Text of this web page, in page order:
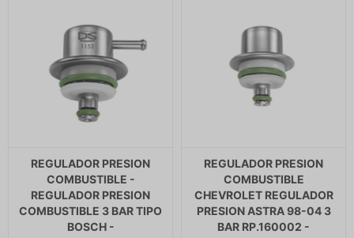
REGULADOR PRESION
COMBUSTIBLE -
REGULADOR PRESION
COMBUSTIBLE 3 BAR TIPO
BOSCH -
REGULADOR PRESION
COMBUSTIBLE
CHEVROLET REGULADOR
PRESION ASTRA 98-04 3
BAR RP.160002 -